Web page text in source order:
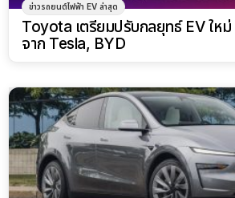
ข่าวรถยนต์ไฟฟ้า EV ล่าสุด
Toyota เตรียมปรับกลยุทธ์ EV ใหม่
จาก Tesla, BYD